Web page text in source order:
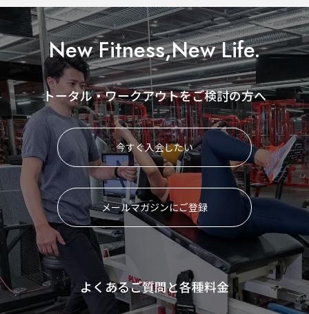
New Fitness,New Life.
トータル・ワークアウトをご検討の方へ
今すぐ入会したい
メールマガジンにご登録
よくあるご質問と各種料金